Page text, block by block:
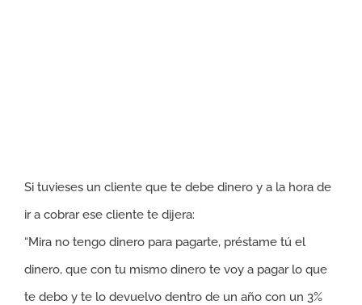
Si tuvieses un cliente que te debe dinero y a la hora de
ir a cobrar ese cliente te dijera:
“Mira no tengo dinero para pagarte, préstame tú el
dinero, que con tu mismo dinero te voy a pagar lo que
te debo y te lo devuelvo dentro de un año con un 3%